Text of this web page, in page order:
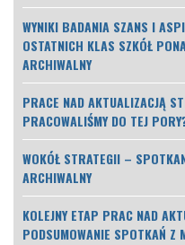
WYNIKI BADANIA SZANS I
OSTATNICH KLAS SZKÓŁ
ARCHIWALNY
PRACE NAD AKTUALIZACJĄ
PRACOWALIŚMY DO TEJ
WOKÓŁ STRATEGII –
ARCHIWALNY
KOLEJNY ETAP PRAC NAD
PODSUMOWANIE SPOTKAŃ Z